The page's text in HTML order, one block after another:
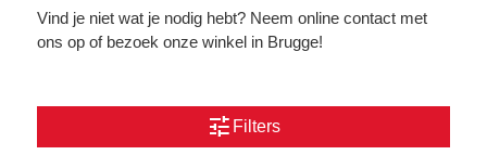
Vind je niet wat je nodig hebt? Neem online contact met
ons op of bezoek onze winkel in Brugge!
tune Filters